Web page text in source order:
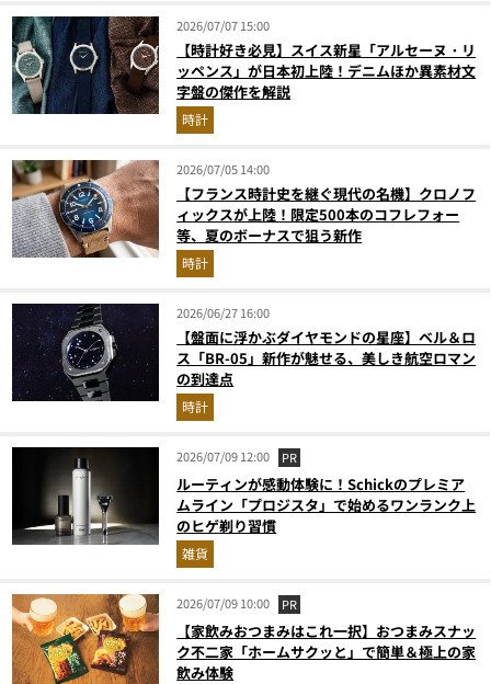
2026/07/07 15:00
【時計好き必見】スイス新星「アルセーヌ・リ
ッペンス」が日本初上陸！デニムほか異素材文
字盤の傑作を解説
時計
2026/07/05 14:00
【フランス時計史を継ぐ現代の名機】クロノフ
ィックスが上陸！限定500本のコフレフォー
等、夏のボーナスで狙う新作
時計
2026/06/27 16:00
【盤面に浮かぶダイヤモンドの星座】ベル＆ロ
ス「BR-05」新作が魅せる、美しき航空ロマン
の到達点
時計
2026/07/09 12:00 PR
ルーティンが感動体験に！Schickのプレミア
ムライン「プロジスタ」で始めるワンランク上
のヒゲ剃り習慣
雑貨
2026/07/09 10:00 PR
【家飲みおつまみはこれ一択】おつまみスナッ
ク不二家「ホームサクッと」で簡単＆極上の家
飲み体験